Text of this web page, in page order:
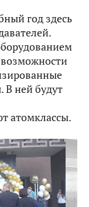
год здесь
В ней будут
атомклассы.